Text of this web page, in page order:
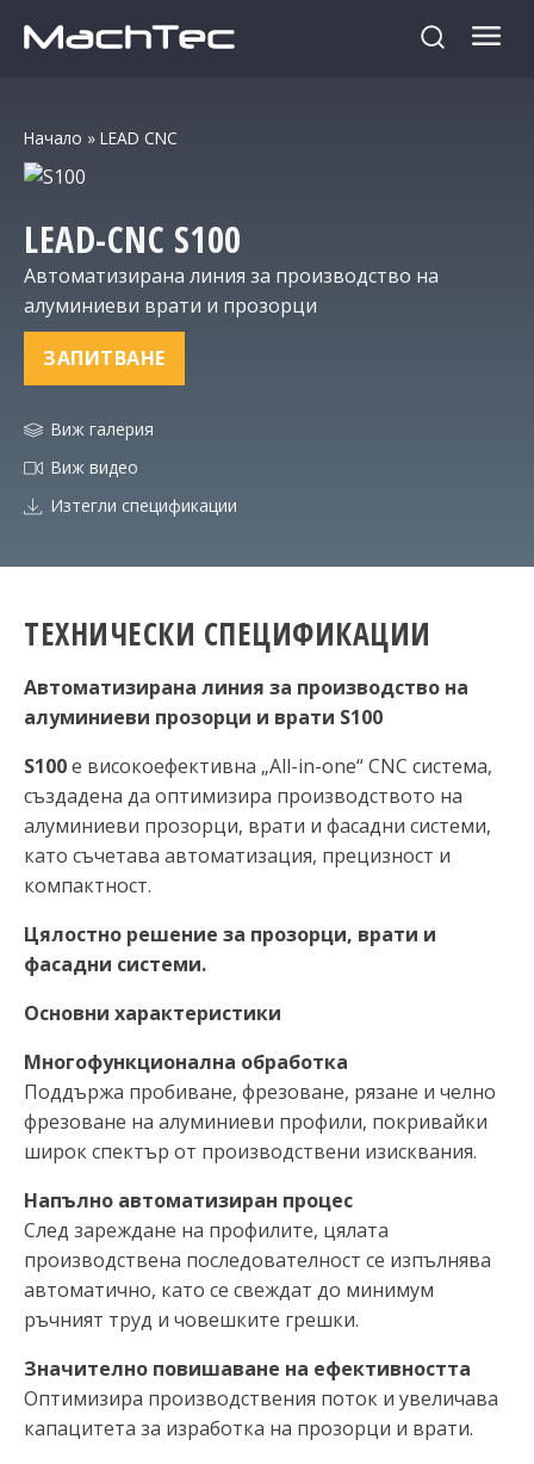
Начало » LEAD CNC
LEAD-CNC S100
Автоматизирана линия за производство на
алуминиеви врати и прозорци
ЗАПИТВАНЕ
Виж галерия
Виж видео
Изтегли спецификации
ТЕХНИЧЕСКИ СПЕЦИФИКАЦИИ
Автоматизирана линия за производство на
алуминиеви прозорци и врати S100
S100е високоефективна „All-in-one“ CNC система,
създадена да оптимизира производството на
алуминиеви прозорци, врати и фасадни системи,
като съчетава автоматизация, прецизност и
компактност.
Цялостно решение за прозорци, врати и
фасадни системи.
Основни характеристики
Многофункционална обработка
Поддържа пробиване, фрезоване, рязане и челно
фрезоване на алуминиеви профили, покривайки
широк спектър от производствени изисквания.
Напълно автоматизиран процес
След зареждане на профилите, цялата
производствена последователност се изпълнява
автоматично, като се свеждат до минимум
ръчният труд и човешките грешки.
Значително повишаване на ефективността
Оптимизира производствения поток и увеличава
капацитета за изработка на прозорци и врати.